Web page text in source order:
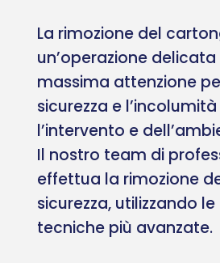
La rimozione del
un’operazione
massima attenzione
sicurezza e
l’intervento e
Il nostro team di
effettua la rimozione
sicurezza, utilizzando
tecniche più avanzate.